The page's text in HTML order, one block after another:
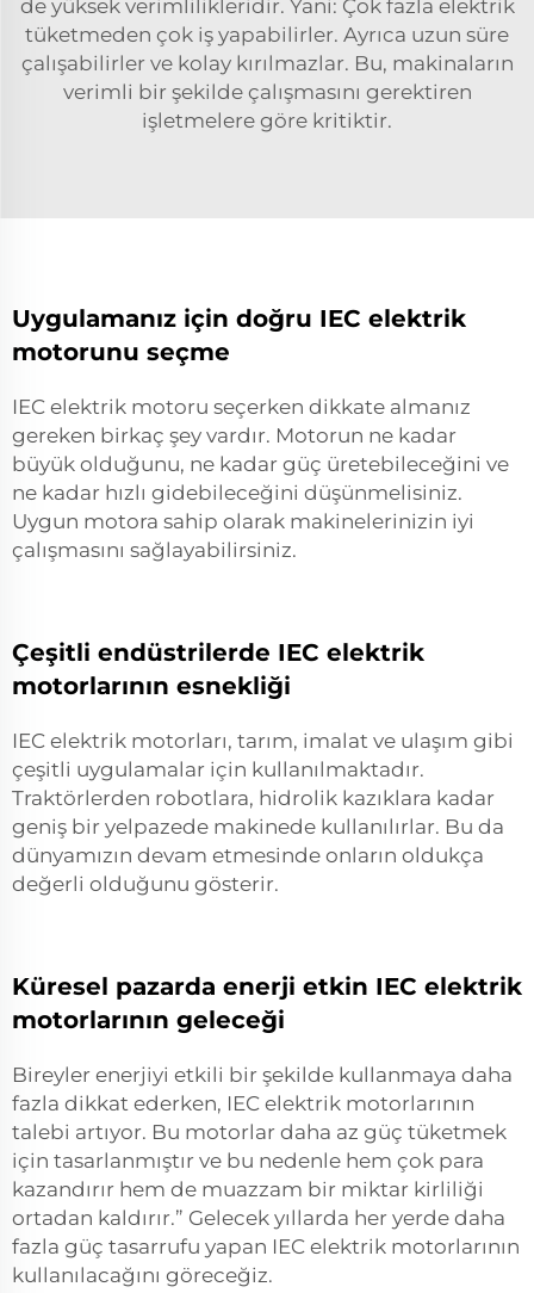
de yüksek verimlilikleridir. Yani: Çok fazla elektrik
tüketmeden çok iş yapabilirler. Ayrıca uzun süre
çalışabilirler ve kolay kırılmazlar. Bu, makinaların
verimli bir şekilde çalışmasını gerektiren
işletmelere göre kritiktir.
Uygulamanız için doğru IEC elektrik
motorunu seçme
IEC elektrik motoru seçerken dikkate almanız
gereken birkaç şey vardır. Motorun ne kadar
büyük olduğunu, ne kadar güç üretebileceğini ve
ne kadar hızlı gidebileceğini düşünmelisiniz.
Uygun motora sahip olarak makinelerinizin iyi
çalışmasını sağlayabilirsiniz.
Çeşitli endüstrilerde IEC elektrik
motorlarının esnekliği
IEC elektrik motorları, tarım, imalat ve ulaşım gibi
çeşitli uygulamalar için kullanılmaktadır.
Traktörlerden robotlara, hidrolik kazıklara kadar
geniş bir yelpazede makinede kullanılırlar. Bu da
dünyamızın devam etmesinde onların oldukça
değerli olduğunu gösterir.
Küresel pazarda enerji etkin IEC elektrik
motorlarının geleceği
Bireyler enerjiyi etkili bir şekilde kullanmaya daha
fazla dikkat ederken, IEC elektrik motorlarının
talebi artıyor. Bu motorlar daha az güç tüketmek
için tasarlanmıştır ve bu nedenle hem çok para
kazandırır hem de muazzam bir miktar kirliliği
ortadan kaldırır.” Gelecek yıllarda her yerde daha
fazla güç tasarrufu yapan IEC elektrik motorlarının
kullanılacağını göreceğiz.